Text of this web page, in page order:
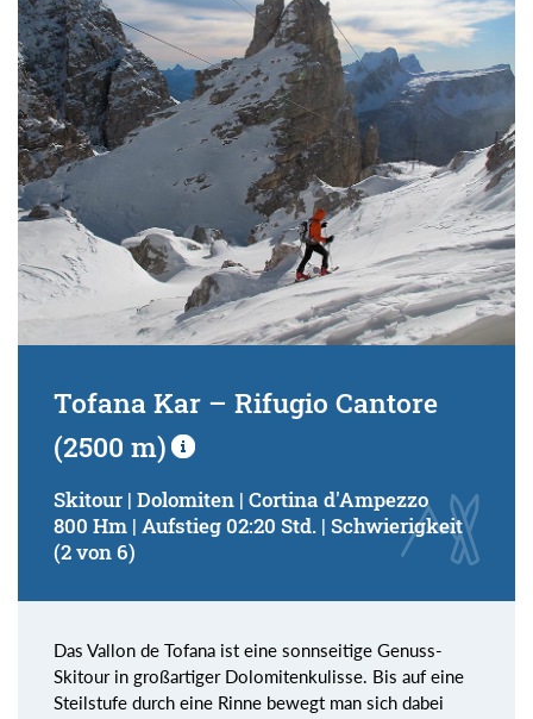
Tofana Kar – Rifugio Cantore
(2500 m)
Skitour | Dolomiten | Cortina d'Ampezzo
800 Hm | Aufstieg 02:20 Std. | Schwierigkeit
(2 von 6)
Das Vallon de Tofana ist eine sonnseitige Genuss-
Skitour in großartiger Dolomitenkulisse. Bis auf eine
Steilstufe durch eine Rinne bewegt man sich dabei